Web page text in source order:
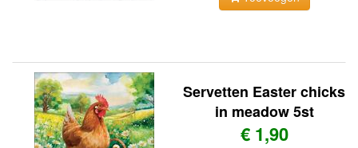
Servetten Easter chicks
in meadow 5st
€ 1,90